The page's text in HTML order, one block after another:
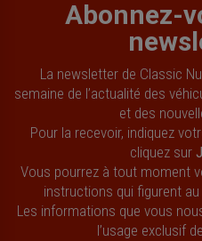
Abonnez-
La newsletter de Classic
semaine de l’actualité des
et des
Pour la recevoir, indiquez
cliquez sur
Vous pourrez à tout moment
instructions qui figurent
Les informations que vous
l’usage exclusif